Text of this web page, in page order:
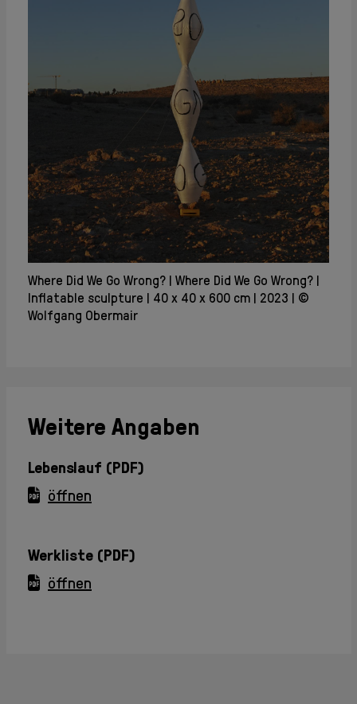
Where Did We Go Wrong? Where Did We Go Wrong?
Inflatable sculpture
40 x 40 x 600 cm 2023
©
Wolfgang Obermair
Weitere Angaben
Lebenslauf (PDF)
öffnen
Werkliste (PDF)
öffnen